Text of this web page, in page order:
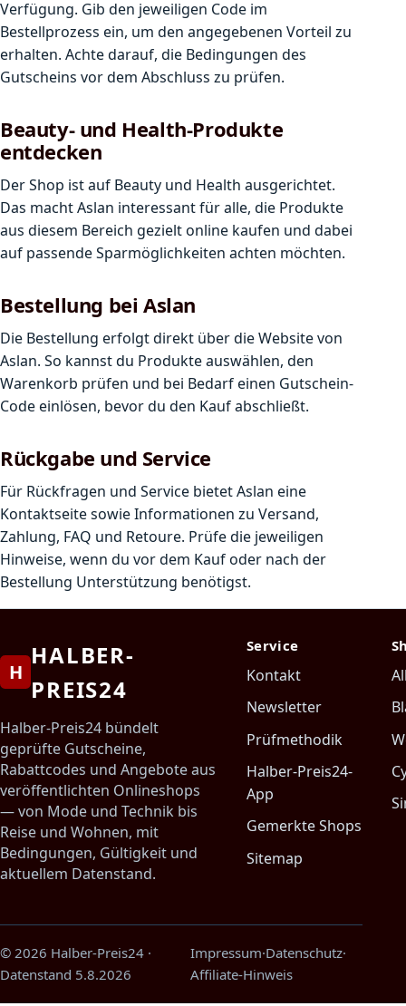
Verfügung. Gib den jeweiligen Code im
Bestellprozess ein, um den angegebenen Vorteil zu
erhalten. Achte darauf, die Bedingungen des
Gutscheins vor dem Abschluss zu prüfen.
Beauty- und Health-Produkte
entdecken
Der Shop ist auf Beauty und Health ausgerichtet.
Das macht Aslan interessant für alle, die Produkte
aus diesem Bereich gezielt online kaufen und dabei
auf passende Sparmöglichkeiten achten möchten.
Bestellung bei Aslan
Die Bestellung erfolgt direkt über die Website von
Aslan. So kannst du Produkte auswählen, den
Warenkorb prüfen und bei Bedarf einen Gutschein-
Code einlösen, bevor du den Kauf abschließt.
Rückgabe und Service
Für Rückfragen und Service bietet Aslan eine
Kontaktseite sowie Informationen zu Versand,
Zahlung, FAQ und Retoure. Prüfe die jeweiligen
Hinweise, wenn du vor dem Kauf oder nach der
Bestellung Unterstützung benötigst.
H
HALBER-
PREIS24
Halber-Preis24 bündelt
geprüfte Gutscheine,
Rabattcodes und Angebote aus
veröffentlichten Onlineshops
— von Mode und Technik bis
Reise und Wohnen, mit
Bedingungen, Gültigkeit und
aktuellem Datenstand.
Service
Kontakt
Newsletter
Prüfmethodik
Halber-Preis24-
App
Gemerkte Shops
Sitemap
© 2026 Halber-Preis24 ·
Datenstand 5.8.2026
Impressum·Datenschutz·
Affiliate-Hinweis